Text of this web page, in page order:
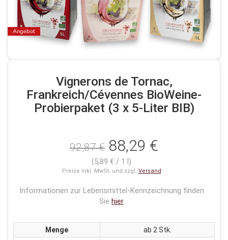
Angebot
Vignerons de Tornac,
Frankreich/Cévennes BioWeine-
Probierpaket (3 x 5-Liter BIB)
92,87 € 88,29 €
(5,89 € / 1 l)
Preise inkl. MwSt. und zzgl. Versand
Informationen zur Lebensmittel-Kennzeichnung finden
Sie hier
Menge ab 2 Stk.